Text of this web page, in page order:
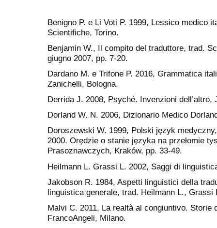
Benigno P. e Li Voti P. 1999, Lessico medico
Scientifiche, Torino.
Benjamin W., Il compito del traduttore, trad.
giugno 2007, pp. 7-20.
Dardano M. e Trifone P. 2016, Grammatica
Zanichelli, Bologna.
Derrida J. 2008, Psyché. Invenzioni dell’altro,
Dorland W. N. 2006, Dizionario Medico
Doroszewski W. 1999, Polski język
2000. Orędzie o stanie języka na przełomie
Prasoznawczych, Kraków, pp. 33-49.
Heilmann L. Grassi L. 2002, Saggi di
Jakobson R. 1984, Aspetti linguistici della
linguistica generale, trad. Heilmann L.,
Malvi C. 2011, La realtà al congiuntivo. Storie
FrancoAngeli, Milano.